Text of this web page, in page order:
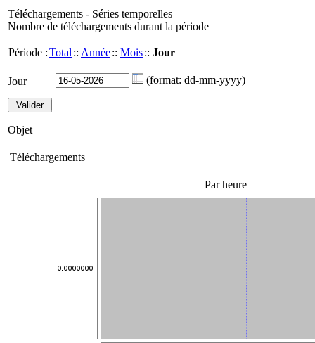
Téléchargements - Séries temporelles
Nombre de téléchargements durant la période
Période :Total :: Année:: Mois:: Jour
Jour (format: dd-mm-yyyy)
Objet
Téléchargements
Par heure